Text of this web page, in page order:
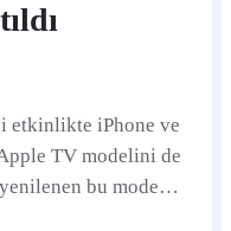
etkinlikte iPhone ve
TV modelini de
bu modele